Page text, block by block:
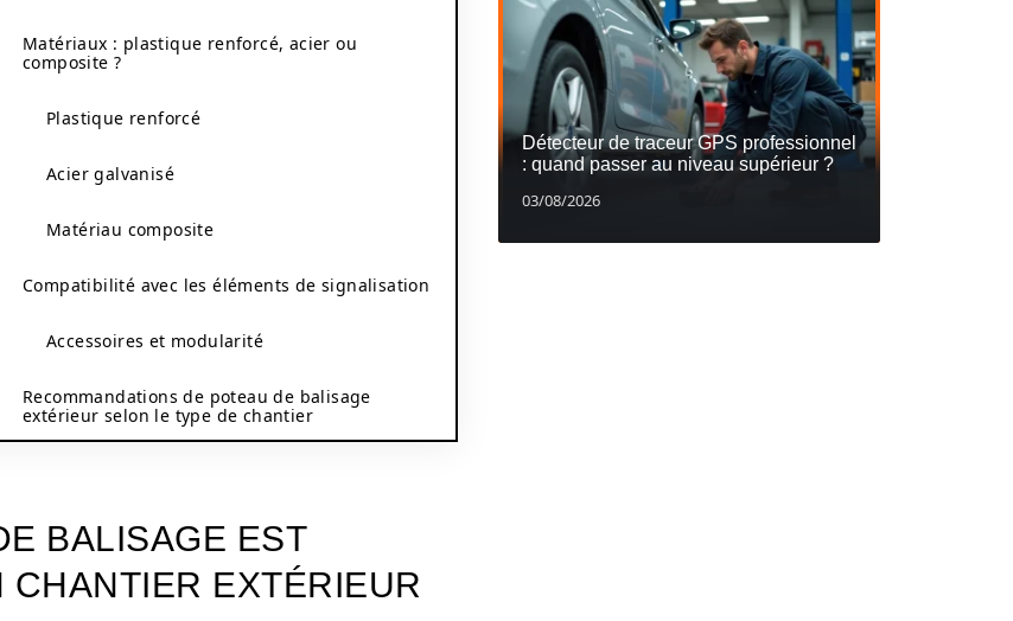
Matériaux : plastique renforcé, acier ou
composite ?
Plastique renforcé
Acier galvanisé
Matériau composite
Compatibilité avec les éléments de signalisation
Accessoires et modularité
Recommandations de poteau de balisage
extérieur selon le type de chantier
BALISAGE EST
EXTÉRIEUR
Détecteur de traceur GPS professionnel
: quand passer au niveau supérieur ?
03/08/2026